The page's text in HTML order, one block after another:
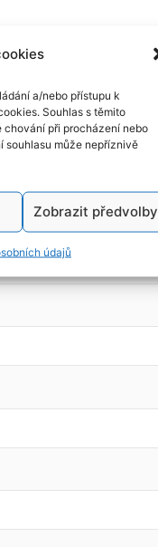
a/nebo přístupu k
Souhlas s těmito
při procházení nebo
souhlasu může nepříznivě
Zobrazit předvolby
údajů